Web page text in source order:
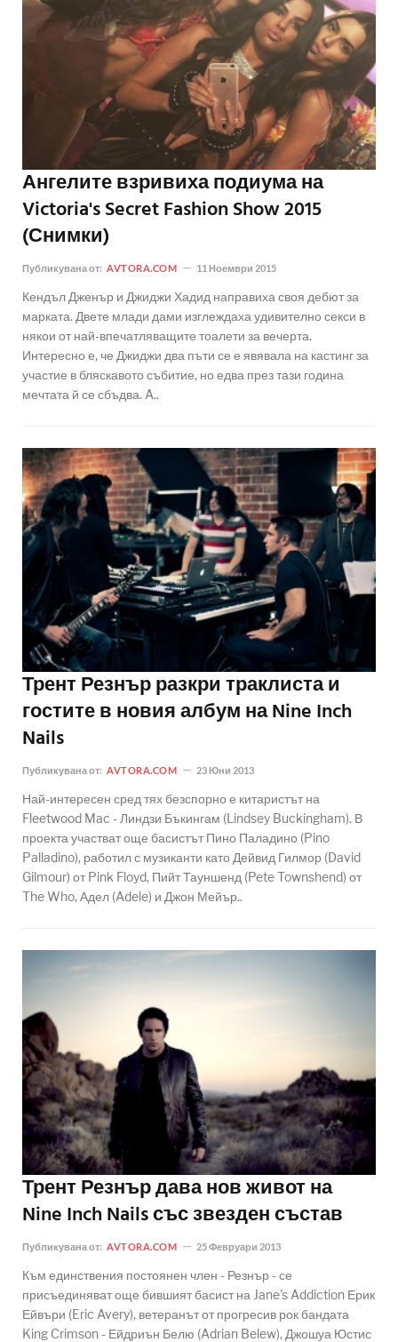
Ангелите взривиха подиума на
Victoria's Secret Fashion Show 2015
(Снимки)
Публикувана от: AVTORA.COM 11 Ноември 2015
Кендъл Дженър и Джиджи Хадид направиха своя дебют за
марката. Двете млади дами изглеждаха удивително секси в
някои от най-впечатляващите тоалети за вечерта.
Интересно е, че Джиджи два пъти се е явявала на кастинг за
участие в бляскавото събитие, но едва през тази година
мечтата й се сбъдва. A..
Трент Резнър разкри траклиста и
гостите в новия албум на Nine Inch
Nails
Публикувана от: AVTORA.COM 23 Юни 2013
Най-интересен сред тях безспорно е китаристът на
Fleetwood Mac - Линдзи Бъкингам (Lindsey Buckingham). В
проекта участват още басистът Пино Паладино (Pino
Palladino), работил с музиканти като Дейвид Гилмор (David
Gilmour) от Pink Floyd, Пийт Тауншенд (Pete Townshend) от
The Who, Адел (Adele) и Джон Мейър..
Трент Резнър дава нов живот на
Nine Inch Nails със звезден състав
Публикувана от: AVTORA.COM 25 Февруари 2013
Към единствения постоянен член - Резнър - се
присъединяват още бившият басист на Jane's Addiction Ерик
Ейвъри (Eric Avery), ветеранът от прогресив рок бандата
King Crimson - Ейдриън Белю (Adrian Belew), Джошуа Юстис